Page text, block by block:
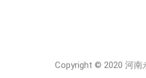
Copyright © 2020 河南